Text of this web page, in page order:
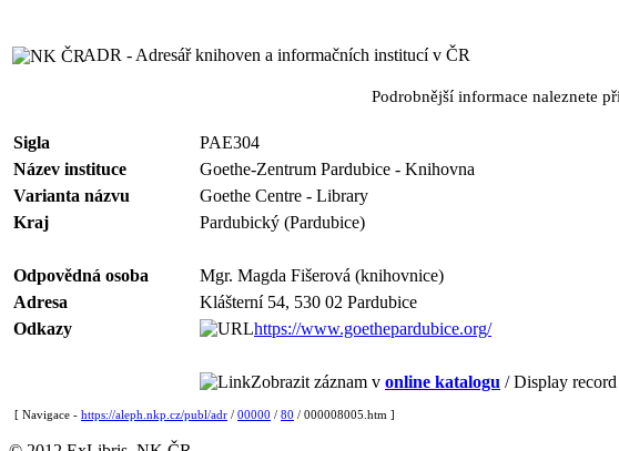
ADR - Adresář knihoven a informačních institucí v ČR
Podrobnější informace naleznete
Sigla
PAE304
Název instituce
Goethe-Zentrum Pardubice - Knihovna
Varianta názvu
Goethe Centre - Library
Kraj
Pardubický (Pardubice)
Odpovědná osoba
Mgr. Magda Fišerová (knihovnice)
Adresa
Klášterní 54, 530 02 Pardubice
Odkazy
https://www.goethepardubice.org/
Zobrazit záznam v online katalogu / Display
[ Navigace - https://aleph.nkp.cz/publ/adr / 00000 / 80 / 000008005.htm ]